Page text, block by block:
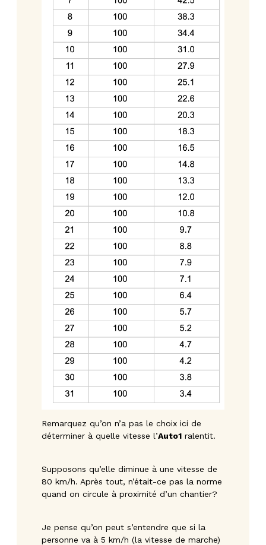
Remarquez qu’on n’a pas le choix ici de
déterminer à quelle vitesse l’Auto1 ralentit.
Supposons qu’elle diminue à une vitesse de
80 km/h. Après tout, n’était-ce pas la norme
quand on circule à proximité d’un chantier?
Je pense qu’on peut s’entendre que si la
personne va à 5 km/h (la vitesse de marche)